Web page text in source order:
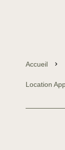
Accueil
Location